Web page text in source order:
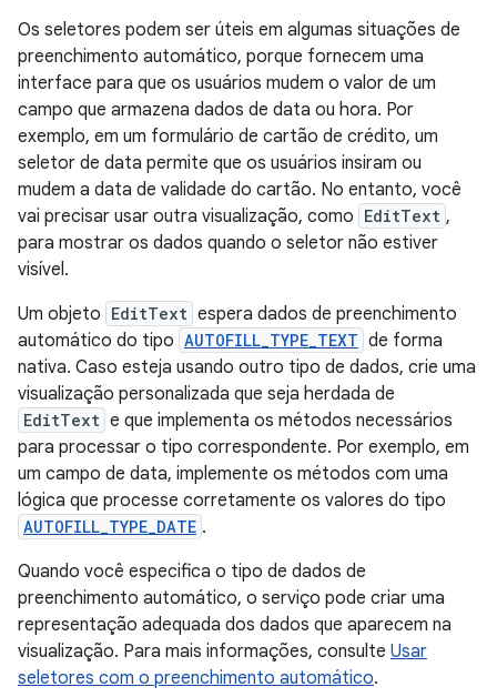
Os seletores podem ser úteis em algumas situações de
preenchimento automático, porque fornecem uma
interface para que os usuários mudem o valor de um
campo que armazena dados de data ou hora. Por
exemplo, em um formulário de cartão de crédito, um
seletor de data permite que os usuários insiram ou
mudem a data de validade do cartão. No entanto, você
vai precisar usar outra visualização, como EditText ,
para mostrar os dados quando o seletor não estiver
visível.
Um objeto EditText espera dados de preenchimento
automático do tipo AUTOFILL_TYPE_TEXT de forma
nativa. Caso esteja usando outro tipo de dados, crie uma
visualização personalizada que seja herdada de
EditText e que implementa os métodos necessários
para processar o tipo correspondente. Por exemplo, em
um campo de data, implemente os métodos com uma
lógica que processe corretamente os valores do tipo
AUTOFILL_TYPE_DATE .
Quando você especifica o tipo de dados de
preenchimento automático, o serviço pode criar uma
representação adequada dos dados que aparecem na
visualização. Para mais informações, consulte Usar
seletores com o preenchimento automático.